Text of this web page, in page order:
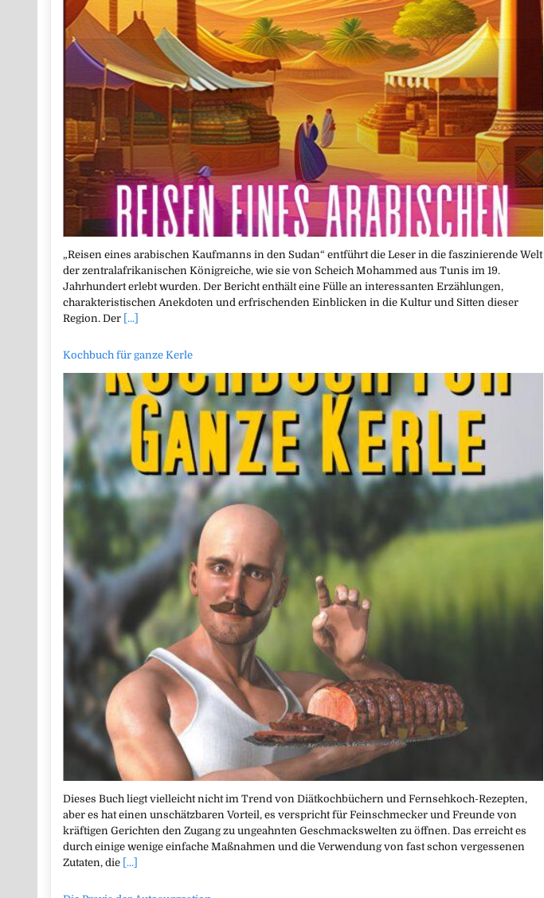
„Reisen eines arabischen Kaufmanns in den Sudan“ entführt die Leser in die faszinierende Welt
der zentralafrikanischen Königreiche, wie sie von Scheich Mohammed aus Tunis im 19.
Jahrhundert erlebt wurden. Der Bericht enthält eine Fülle an interessanten Erzählungen,
charakteristischen Anekdoten und erfrischenden Einblicken in die Kultur und Sitten dieser
Region. Der [...]
Kochbuch für ganze Kerle
Dieses Buch liegt vielleicht nicht im Trend von Diätkochbüchern und Fernsehkoch-Rezepten,
aber es hat einen unschätzbaren Vorteil, es verspricht für Feinschmecker und Freunde von
kräftigen Gerichten den Zugang zu ungeahnten Geschmackswelten zu öffnen. Das erreicht es
durch einige wenige einfache Maßnahmen und die Verwendung von fast schon vergessenen
Zutaten, die [...]